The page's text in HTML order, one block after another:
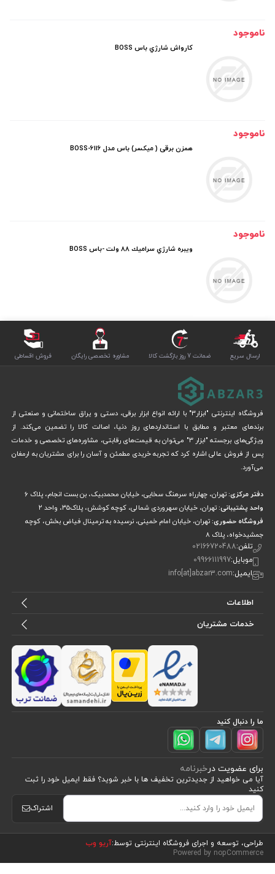
مشاهده محصولات(15)
ناموجود
كارواش شارژي باس BOSS
ناموجود
همزن برقی ( ميكسر) باس مدل BOSS-6116
ناموجود
ويبره شارژي سراميك 88 ولت -باس BOSS
ارسال سریع ضمانت 7 روز بازگشت کالا مشاوره تخصصی رایگان فروش اقساطی
فروشگاه اینترنتی "ابزار3" با ارائه انواع ابزار برقی، دستی و یراق ساختمانی و صنعتی از
برندهای معتبر و مطابق با استانداردهای روز دنیا، اصالت کالا را تضمین می‌کند. از
ویژگی‌های برجسته "ابزار 3" می‌توان به قیمت‌های رقابتی، مشاوره‌های تخصصی و خدمات
پس از فروش عالی اشاره کرد که تجربه خریدی مطمئن و آسان را برای مشتریان به ارمغان
می‌آورد.
دفتر مرکزی:تهران، چهارراه سرهنگ سخایی، خیابان محمدبیک، بن بست انجام، پلاک 6
واحد پشتیبانی:تهران، خیابان سهروردی شمالی، کوچه کوشش، پلاک۳۵، واحد ۲
فروشگاه حضوری:تهران، خیابان امام خمینی، نرسیده به ترمینال فیاض بخش، کوچه
جمشیدخواه، پلاک ۸
تلفن:02166720488
موبایل:09966111997
ایمیل:info[at]abzar3.com
اطلاعات
خدمات مشتریان
ما را دنبال کنید
برای عضویت درخبرنامه
آیا می خواهید از جدید‌ترین تخفیف‌ ها با‌ خبر شوید؟ فقط ایمیل خود را ثبت
کنید
اشتراک
طراحی، توسعه و اجرای فروشگاه اینترنتی توسط:آریو وب
Powered by nopCommerce